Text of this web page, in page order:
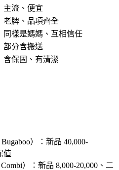
主流、便宜
老牌、品項齊全
同樣是媽媽、互相信任
部分含搬送
含保固、有清潔
）：新品 40,000-
值
）：新品 8,000-20,000、二